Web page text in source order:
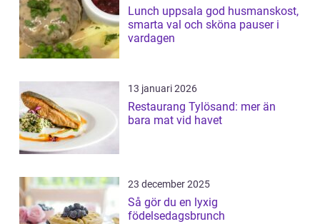
Lunch uppsala god husmanskost,
smarta val och sköna pauser i
vardagen
13 januari 2026
Restaurang Tylösand: mer än
bara mat vid havet
23 december 2025
Så gör du en lyxig
födelsedagsbrunch